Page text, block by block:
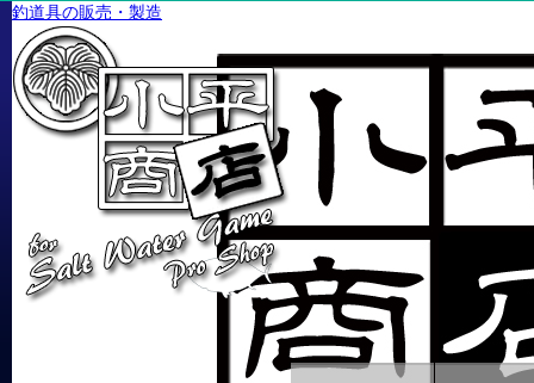
釣道具の販売・製造